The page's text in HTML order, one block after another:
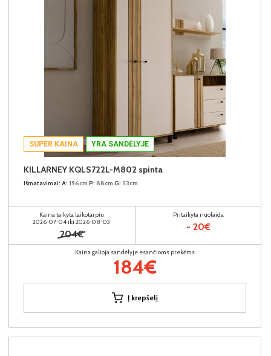
SUPER KAINA YRA SANDĖLYJE
KILLARNEY KQLS722L-M802 spinta
Išmatavimai: A: 196cm P: 88cm G: 53cm
Kaina taikyta laikotarpiu
2026-07-04 iki 2026-08-03
204€
Pritaikyta nuolaida
- 20€
Kaina galioja sandėlyje esančioms prekėms
184€
Į krepšelį